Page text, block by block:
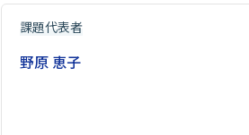
課題代表者
野原 恵子